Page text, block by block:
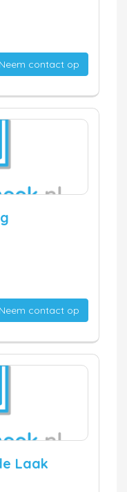
Neem contact op
Neem contact op
Laak